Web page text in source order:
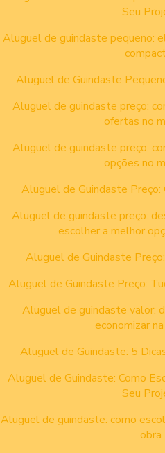
Seu
Aluguel de guindaste pequeno:
Aluguel de Guindaste
Aluguel de guindaste preço:
ofertas no
Aluguel de guindaste preço:
opções no
Aluguel de Guindaste Preço:
Aluguel de guindaste preço:
escolher a melhor
Aluguel de Guindaste
Aluguel de Guindaste Preço:
Aluguel de guindaste valor:
economizar
Aluguel de Guindaste: 5
Aluguel de Guindaste: Como
Seu
Aluguel de guindaste: como
obra